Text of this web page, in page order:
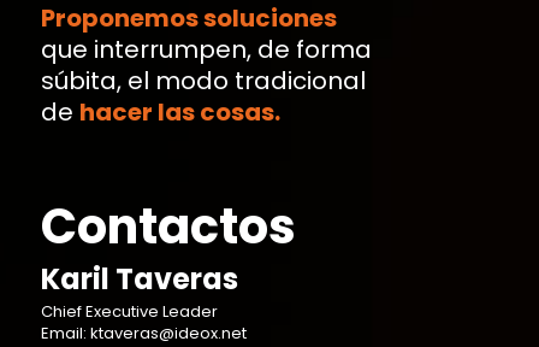
Proponemos soluciones
que interrumpen, de forma
súbita, el modo tradicional
de hacer las cosas.
Contactos
Karil Taveras
Chief Executive Leader
Email: ktaveras@ideox.net